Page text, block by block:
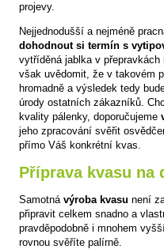
projevy.
Nejjednodušší a nejméně
dohodnout si termín s
vytříděná jablka v
však uvědomit, že v takovém
hromadně a výsledek tedy
úrody ostatních zákazníků.
kvality pálenky, doporučujeme
jeho zpracování svěřit
přímo Váš konkrétní kvas.
Příprava kvasu na
Samotná výroba kvasu není
připravit celkem snadno a
pravděpodobně i mnohem
rovnou svěříte palírně.